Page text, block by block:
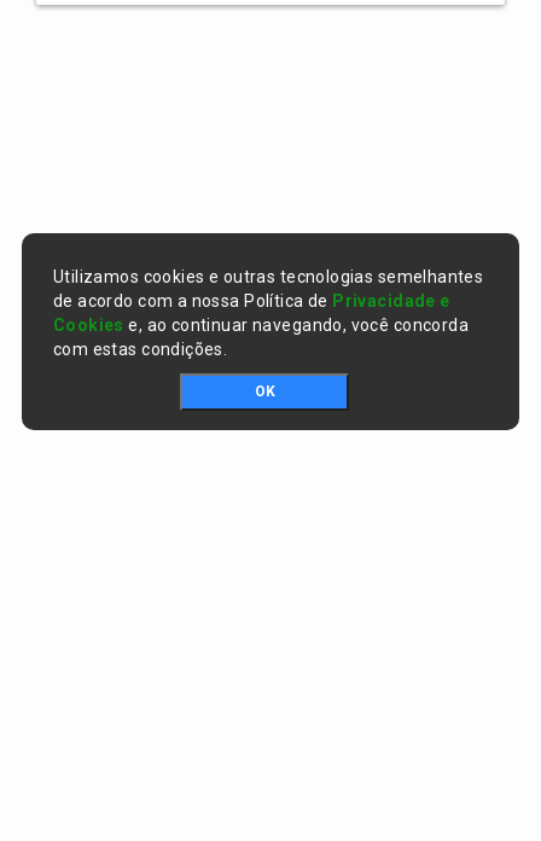
Utilizamos cookies e outras tecnologias semelhantes
de acordo com a nossa Política de Privacidade e
Cookies e, ao continuar navegando, você concorda
com estas condições.
OK